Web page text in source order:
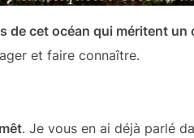
de cet océan qui méritent
et faire connaître.
. Je vous en ai déjà parlé